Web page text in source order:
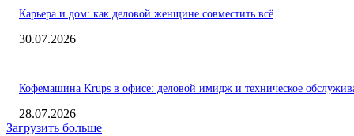
Карьера и дом: как деловой женщине совместить всё
30.07.2026
Кофемашина Krups в офисе: деловой имидж и техническое
28.07.2026
Загрузить больше